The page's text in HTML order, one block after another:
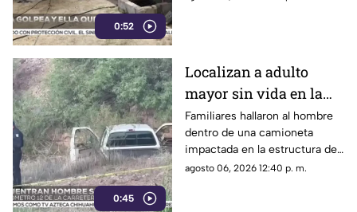
0:52
0:45
Localizan a adulto
mayor sin vida en la
carretera de
Cuahtémoc; habría
sufrido infarto al
volante
Familiares hallaron al hombre
dentro de una camioneta
impactada en la estructura de
un puente a la altura del
agosto 06, 2026 12:40 p. m.